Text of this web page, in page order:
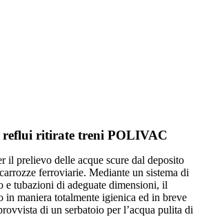
reflui ritirate treni POLIVAC
il prelievo delle acque scure dal deposito
ferroviarie. Mediante un sistema di
e tubazioni di adeguate dimensioni, il
in maniera totalmente igienica ed in breve
di un serbatoio per l’acqua pulita di